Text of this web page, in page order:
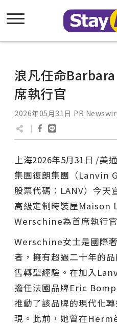
浪凡任命
席執行官
2026年05月31日 PR
上海2026年5月31日 /美
集團復朗集團（Lanvin
股票代碼：LANV）今天
高級定制時裝屋
Werschine為首席執行官
Werschine女士是國際
者，擁有超過二十年的
售轉型經驗。在加入
擔任法國品牌Eric
推動了該品牌的現代化
現。此前，她曾在